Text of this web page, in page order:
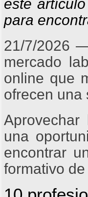
este
para
21/7/2026
mercado
online que
ofrecen una
una
encontrar
formativo